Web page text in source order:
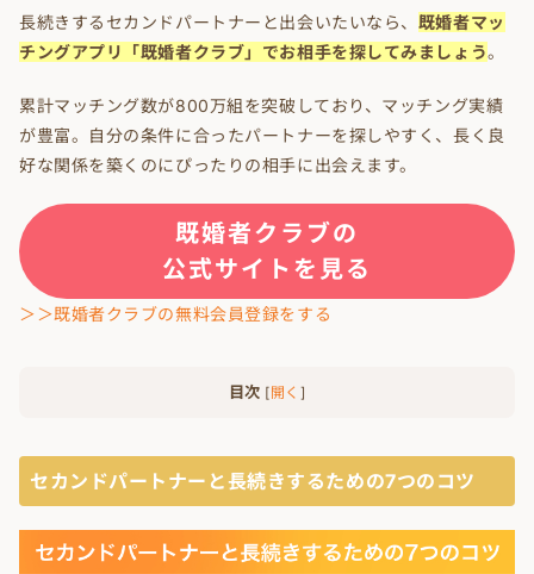
長続きするセカンドパートナーと出会いたいなら、 既婚者マッ
チングアプリ「既婚者クラブ」でお相手を探してみましょう。
累計マッチング数が800万組を突破しており、マッチング実績
が豊富。自分の条件に合ったパートナーを探しやすく、長く良
好な関係を築くのにぴったりの相手に出会えます。
既婚者クラブの
公式サイトを見る
＞＞既婚者クラブの無料会員登録をする
目次 [開く ]
セカンドパートナーと長続きするための7つのコツ